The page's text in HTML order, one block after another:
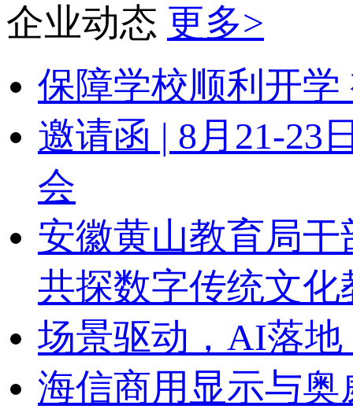
企业动态 更多>
保障学校顺利开
邀请函 | 8月21-23
会
安徽黄山教育局
共探数字传统文化
场景驱动，AI落
海信商用显示与